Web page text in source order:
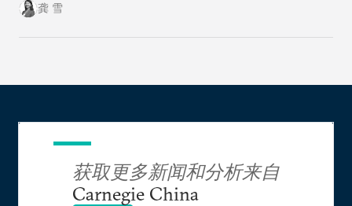
球北方的雄心计划远非十拿九稳。
龚 雪
获取更多新闻和分析来自
Carnegie China